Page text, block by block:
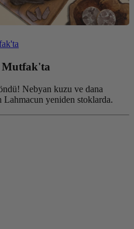
Mutfak'ta
Nebyan kuzu ve dana
Lahmacun yeniden stoklarda.